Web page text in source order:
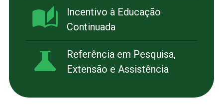
Incentivo à Educação
Continuada
Referência em Pesquisa,
Extensão e Assistência